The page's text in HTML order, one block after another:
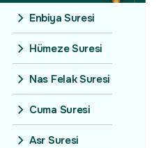
Enbiya Suresi
Hümeze Suresi
Nas Felak Suresi
Cuma Suresi
Asr Suresi